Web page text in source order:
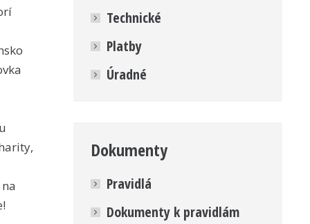
Technické
Platby
Úradné
Dokumenty
Pravidlá
Dokumenty k pravidlám